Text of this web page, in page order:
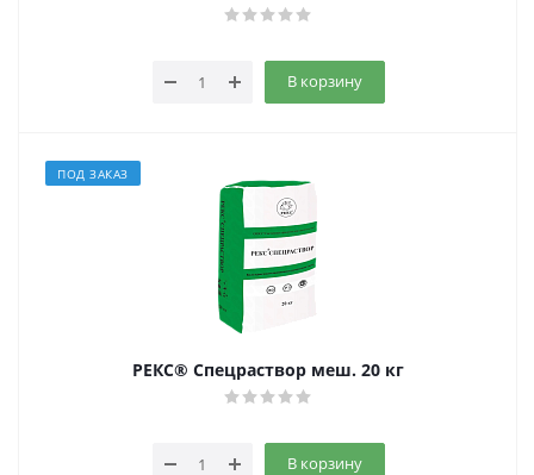
В корзину
ПОД ЗАКАЗ
РЕКС® Спецраствор меш. 20 кг
В корзину